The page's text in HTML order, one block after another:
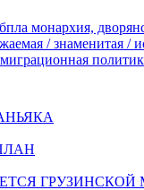
монархия,
/ знаменитая /
миграционная
ГРУЗИНСКОЙ